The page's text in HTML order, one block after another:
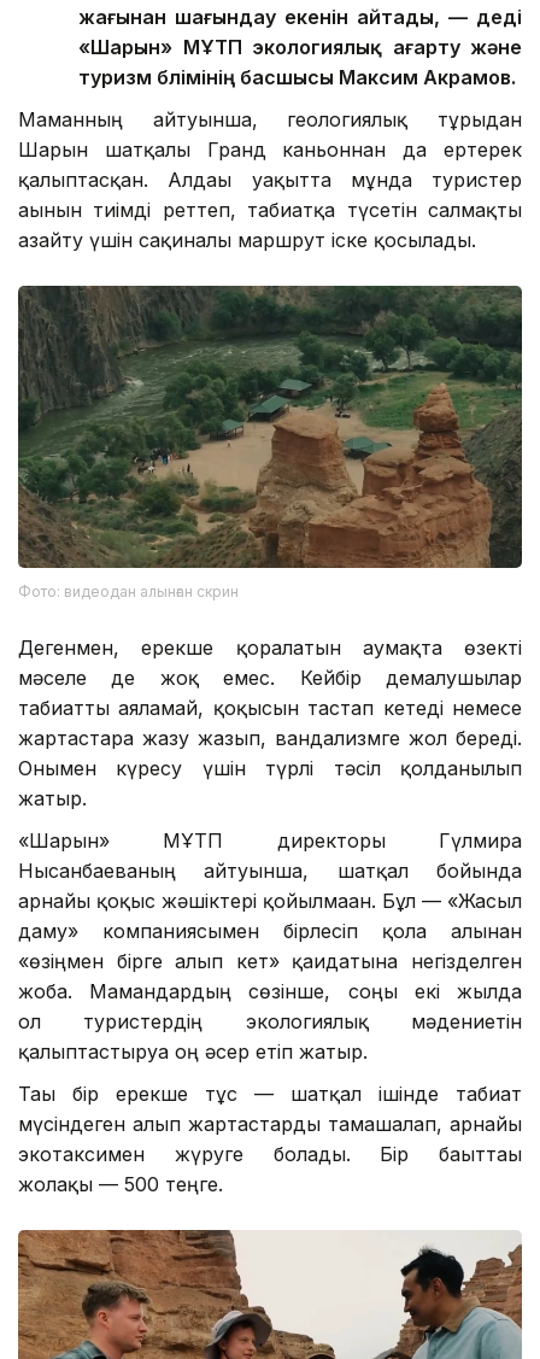
жағынан шағындау екенін айтады, — деді
«Шарын» МҰТП экологиялық ағарту және
туризм бөлімінің басшысы Максим Акрамов.
Маманның айтуынша, геологиялық тұрғыдан
Шарын шатқалы Гранд каньоннан да ертерек
қалыптасқан. Алдағы уақытта мұнда туристер
ағынын тиімді реттеп, табиғатқа түсетін салмақты
азайту үшін сақиналы маршрут іске қосылады.
Фото: видеодан алынған скрин
Дегенмен, ерекше қорғалатын аумақта өзекті
мәселе де жоқ емес. Кейбір демалушылар
табиғатты аяламай, қоқысын тастап кетеді немесе
жартастарға жазу жазып, вандализмге жол береді.
Онымен күресу үшін түрлі тәсіл қолданылып
жатыр.
«Шарын» МҰТП директоры Гүлмира
Нысанбаеваның айтуынша, шатқал бойында
арнайы қоқыс жәшіктері қойылмаған. Бұл — «Жасыл
даму» компаниясымен бірлесіп қолға алынған
«өзіңмен бірге алып кет» қағидатына негізделген
жоба. Мамандардың сөзінше, соңғы екі жылда
ол туристердің экологиялық мәдениетін
қалыптастыруға оң әсер етіп жатыр.
Тағы бір ерекше тұс — шатқал ішінде табиғат
мүсіндеген алып жартастарды тамашалап, арнайы
экотаксимен жүруге болады. Бір бағыттағы
жолақы — 500 теңге.